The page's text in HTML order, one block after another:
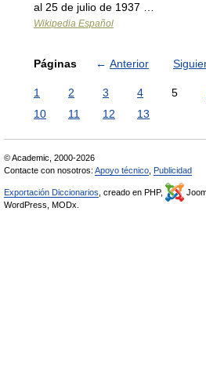
al 25 de julio de 1937 …
Wikipedia Español
Páginas ← Anterior
1 2 3 4 5
10
11 12 13
© Academic, 2000-2026
Contacte con nosotros: Apoyo técnico Publicidad
Exportación Diccionarios , creado en PHP,
WordPress, MODx.